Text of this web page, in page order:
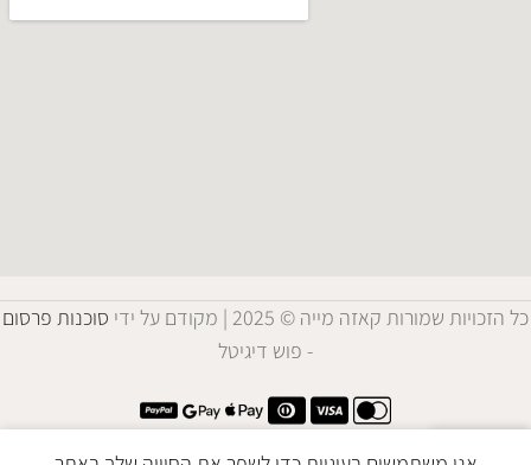
כל הזכויות שמורות קאזה מייה © 2025 | מקודם על ידי
סוכנות פרסום
- פוש דיגיטל